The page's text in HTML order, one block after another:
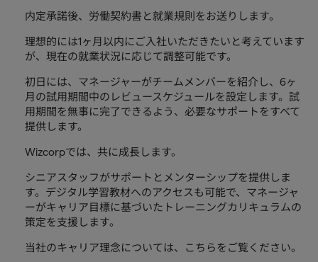
内定承諾後、労働契約書と就業規則をお送りします。
理想的には1ヶ月以内にご入社いただきたいと考えています
が、現在の就業状況に応じて調整可能です。
初日には、マネージャーがチームメンバーを紹介し、6ヶ
月の試用期間中のレビュースケジュールを設定します。試
用期間を無事に完了できるよう、必要なサポートをすべて
提供します。
Wizcorpでは、共に成長します。
シニアスタッフがサポートとメンターシップを提供しま
す。デジタル学習教材へのアクセスも可能で、マネージャ
ーがキャリア目標に基づいたトレーニングカリキュラムの
策定を支援します。
当社のキャリア理念については、こちらをご覧ください。